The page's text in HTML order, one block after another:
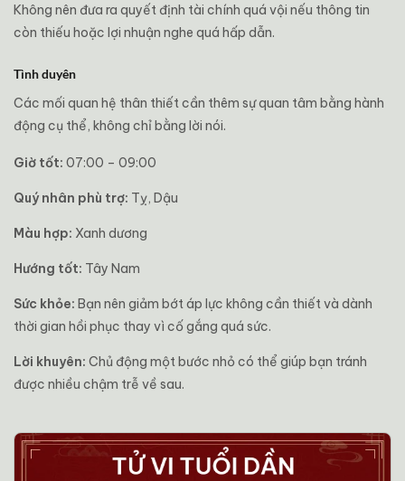
Không nên đưa ra quyết định tài chính quá vội nếu thông tin
còn thiếu hoặc lợi nhuận nghe quá hấp dẫn.
Tình duyên
Các mối quan hệ thân thiết cần thêm sự quan tâm bằng hành
động cụ thể, không chỉ bằng lời nói.
Giờ tốt: 07:00 – 09:00
Quý nhân phù trợ: Tỵ, Dậu
Màu hợp: Xanh dương
Hướng tốt: Tây Nam
Sức khỏe: Bạn nên giảm bớt áp lực không cần thiết và dành
thời gian hồi phục thay vì cố gắng quá sức.
Lời khuyên: Chủ động một bước nhỏ có thể giúp bạn tránh
được nhiều chậm trễ về sau.